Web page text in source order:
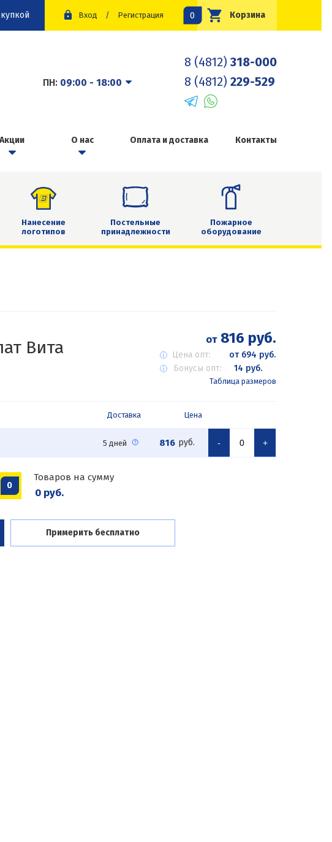
Вход / Регистрация Корзина
0
ПН: 09:00 - 18:00
8 (4812) 318-000
8 (4812) 229-529
Акции О нас Оплата и доставка Контакты
Нанесение
логотипов
Постельные
принадлежности
Пожарное
оборудование
Вита от816 руб.
Цена опт:
от 694 руб.
Бонусы опт:
14 руб.
Таблица размеров
Доставка Цена
5 дней 816 руб. - +
0
Товаров на сумму
0 руб.
Примерить бесплатно